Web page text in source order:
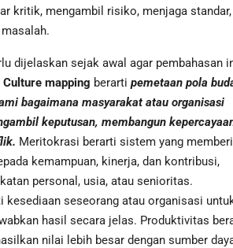
kritik, mengambil risiko, menjaga standar,
dijelaskan sejak awal agar pembahasan
Culture mapping berarti pemetaan pola
bagaimana masyarakat atau organisasi
keputusan, membangun
Meritokrasi berarti sistem yang memberi
kemampuan, kinerja, dan kontribusi,
personal, usia, atau senioritas.
kesediaan seseorang atau organisasi
hasil secara jelas. Produktivitas
nilai lebih besar dengan sumber